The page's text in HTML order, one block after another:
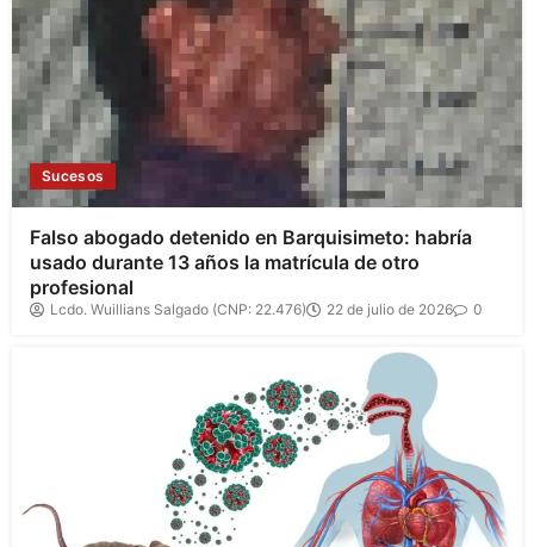
Sucesos
Falso abogado detenido en Barquisimeto: habría
usado durante 13 años la matrícula de otro
profesional
Lcdo. Wuillians Salgado (CNP: 22.476) 22 de julio de 2026 0